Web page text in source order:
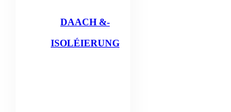
DAACH &-
ISOLÉIERUNG